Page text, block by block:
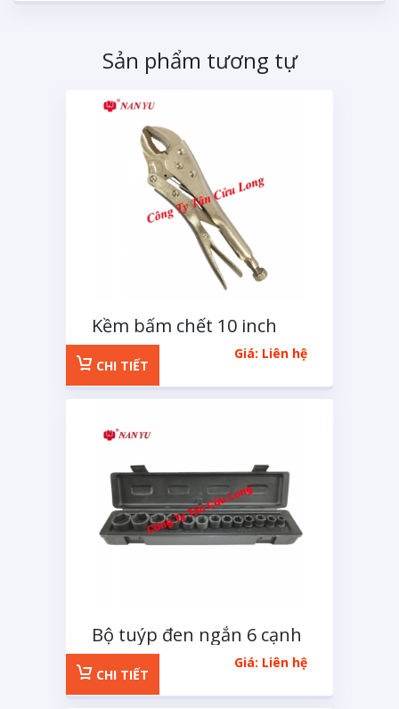
Sản phẩm tương tự
Kềm bấm chết 10 inch
Giá: Liên hệ
CHI TIẾT
Bộ tuýp đen ngắn 6 cạnh
1/2 inchs 14 chi tiếtGiá: Liên hệ
CHI TIẾT